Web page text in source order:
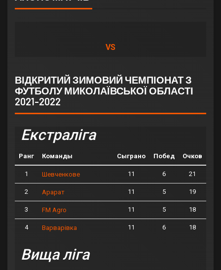
VS
ВІДКРИТИЙ ЗИМОВИЙ ЧЕМПІОНАТ З
ФУТБОЛУ МИКОЛАЇВСЬКОЇ ОБЛАСТІ
2021-2022
Екстраліга
Ранг Команды Сыграно Побед Очков
1 Шевченкове 11 6 21
2 Арарат 11 5 19
3 FM Agro 11 5 18
4 Варварівка 11 6 18
Вища ліга